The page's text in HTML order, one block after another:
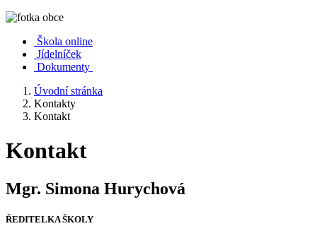
Škola online
Jídelníček
Dokumenty
Úvodní stránka
Kontakty
Kontakt
Kontakt
Mgr. Simona Hurychová
ŘEDITELKA ŠKOLY